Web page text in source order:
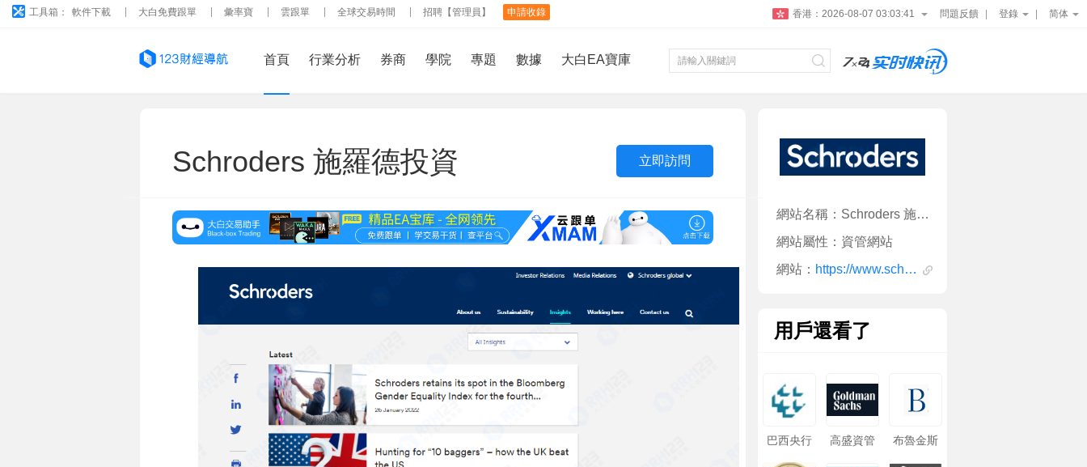
工具箱： 軟件下載 大白免費跟單 彙率寶 雲跟單 全球交易時間 招聘【管理員】 申請收錄 香港： 2026-08-07 03:03:41 問題反饋 登錄 简体
首頁 行業分析 券商 學院 專題 數據 大白EA寶庫
Schroders 施羅德投資 立即訪問
網站名稱：Schroders 施羅德投資
網站屬性：資管網站
網站：
https://www.schroders.com/en/
用戶還看了
巴西央行 高盛資管 布魯金斯